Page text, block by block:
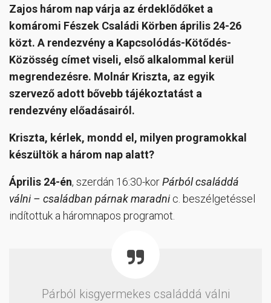
Zajos három nap várja az érdeklődőket a
komáromi Fészek Családi Körben április 24-26
közt. A rendezvény a Kapcsolódás-Kötődés-
Közösség címet viseli, első alkalommal kerül
megrendezésre. Molnár Kriszta, az egyik
szervező adott bővebb tájékoztatást a
rendezvény előadásairól.
Kriszta, kérlek, mondd el, milyen programokkal
készültök a három nap alatt?
Április 24-én, szerdán 16:30-korPárból családdá
válni – családban párnak maradnic. beszélgetéssel
indítottuk a háromnapos programot.
Párból kisgyermekes családdá válni